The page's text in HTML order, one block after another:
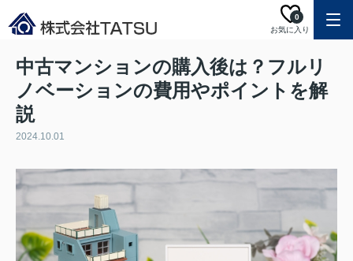
お気に入り
0
中古マンションの購入後は？フルリ
ノベーションの費用やポイントを解
説
2024.10.01